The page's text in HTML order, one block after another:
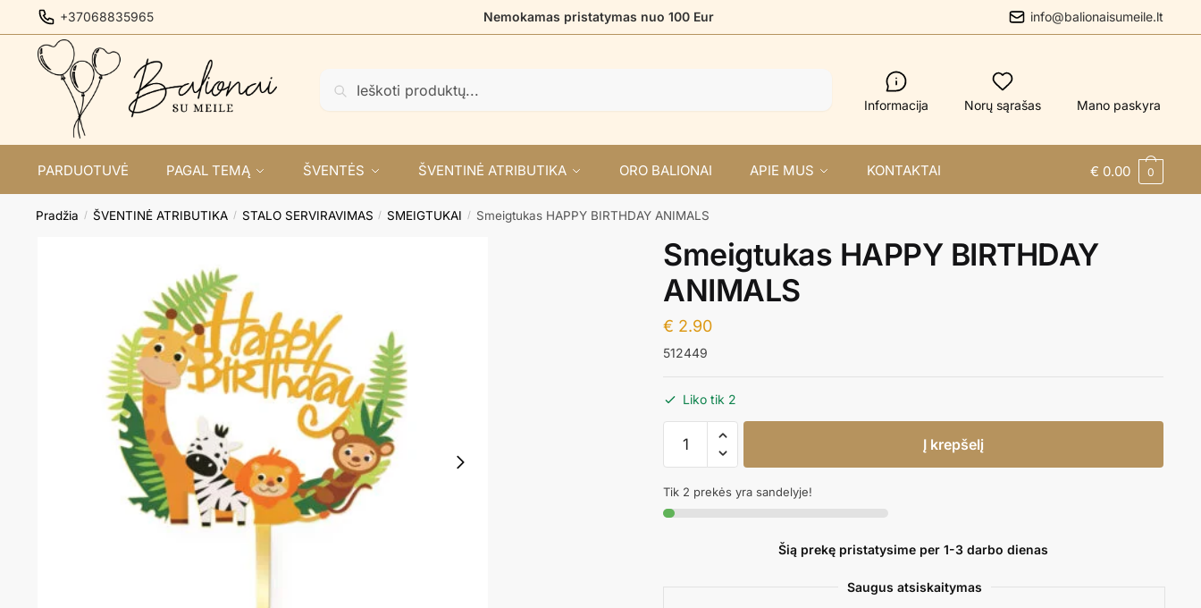
to
navigation
to
content
+37068835965 Nemokamas pristatymas nuo 100 Eur info@balionaisumeile.lt
Informacija Norų sąrašas Mano paskyra
PARDUOTUVĖ PAGAL TEMĄ ŠVENTĖS ŠVENTINĖ ATRIBUTIKA ORO BALIONAI APIE MUS KONTAKTAI € 0.00 0
Pradžia / ŠVENTINĖ ATRIBUTIKA / STALO SERVIRAVIMAS / SMEIGTUKAI / Smeigtukas HAPPY BIRTHDAY ANIMALS
Smeigtukas HAPPY BIRTHDAY
ANIMALS
€ 2.90
512449
Liko tik 2
produkto
kiekis:
HAPPY
BIRTHDAY
Į krepšelį
Tik 2 prekės yra sandelyje!
Šią prekę pristatysime per 1-3 darbo dienas
Saugus atsiskaitymas